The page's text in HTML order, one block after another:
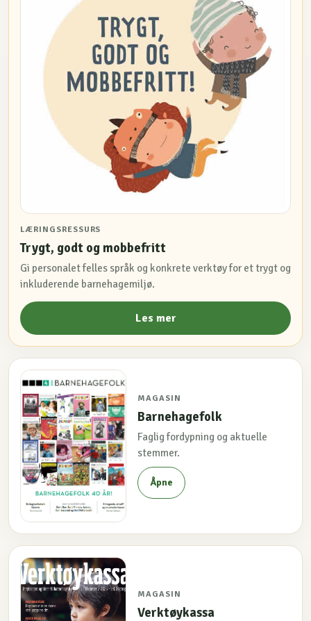
LÆRINGSRESSURS
Trygt, godt og mobbefritt
Gi personalet felles språk og konkrete verktøy for et trygt og
inkluderende barnehagemiljø.
Les mer
MAGASIN
Barnehagefolk
Faglig fordypning og aktuelle
stemmer.
Åpne
MAGASIN
Verktøykassa